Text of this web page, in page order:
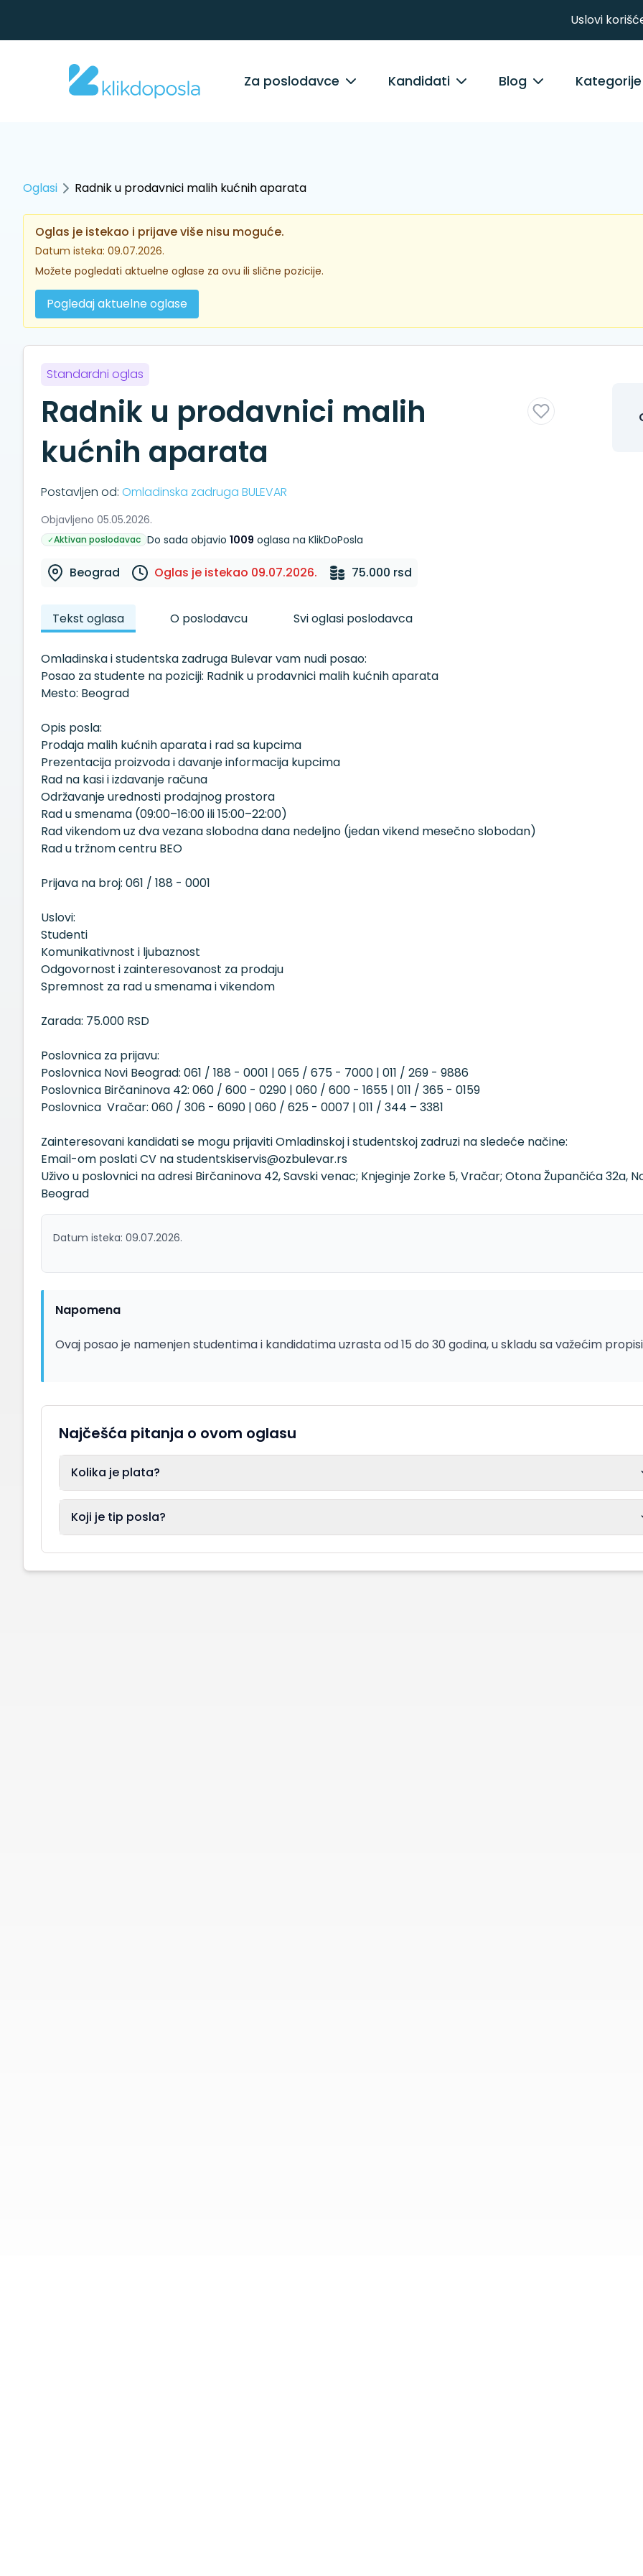
Uslovi
Za poslodavce Kandidati Blog Kategorije
Oglasi Radnik u prodavnici malih kućnih aparata
Oglas je istekao i prijave više nisu moguće.
Datum isteka: 09.07.2026.
Možete pogledati aktuelne oglase za ovu ili slične pozicije.
Pogledaj aktuelne oglase
Standardni oglas
Radnik u prodavnici malih
kućnih aparata
Postavljen od: Omladinska zadruga BULEVAR
Objavljeno 05.05.2026.
✓Aktivan poslodavac Do sada objavio 1009 oglasa na KlikDoPosla
Beograd Oglas je istekao 09.07.2026. 75.000 rsd
Tekst oglasa O poslodavcu Svi oglasi poslodavca
Omladinska i studentska zadruga Bulevar vam nudi posao:
Posao za studente na poziciji: Radnik u prodavnici malih kućnih aparata
Mesto: Beograd
Opis posla:
Prodaja malih kućnih aparata i rad sa kupcima
Prezentacija proizvoda i davanje informacija kupcima
Rad na kasi i izdavanje računa
Održavanje urednosti prodajnog prostora
Rad u smenama (09:00–16:00 ili 15:00–22:00)
Rad vikendom uz dva vezana slobodna dana nedeljno (jedan vikend mesečno slobodan)
Rad u tržnom centru BEO
Prijava na broj: 061 / 188 - 0001
Uslovi:
Studenti
Komunikativnost i ljubaznost
Odgovornost i zainteresovanost za prodaju
Spremnost za rad u smenama i vikendom
Zarada: 75.000 RSD
Poslovnica za prijavu:
Poslovnica Novi Beograd: 061 / 188 - 0001 | 065 / 675 - 7000 | 011 / 269 - 9886
Poslovnica Birčaninova 42: 060 / 600 - 0290 | 060 / 600 - 1655 | 011 / 365 - 0159
Poslovnica Vračar: 060 / 306 - 6090 | 060 / 625 - 0007 | 011 / 344 – 3381
Zainteresovani kandidati se mogu prijaviti Omladinskoj i studentskoj zadruzi na sledeće načine:
Email-om poslati CV na studentskiservis@ozbulevar.rs
Uživo u poslovnici na adresi Birčaninova 42, Savski venac; Knjeginje Zorke 5, Vračar; Otona Župančića 32a,
Beograd
Datum isteka: 09.07.2026.
Napomena
Ovaj posao je namenjen studentima i kandidatima uzrasta od 15 do 30 godina, u skladu sa važećim
Najčešća pitanja o ovom oglasu
Kolika je plata?
Koji je tip posla?